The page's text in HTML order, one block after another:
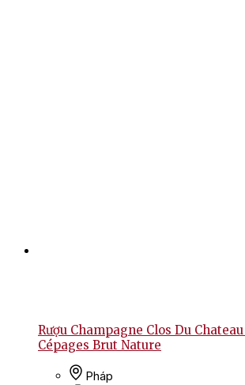
Rượu Champagne Clos Du
Cépages Brut Nature
Pháp